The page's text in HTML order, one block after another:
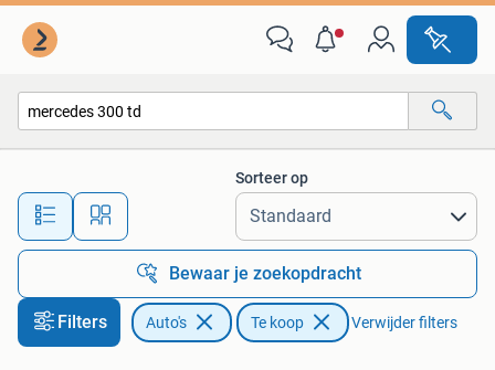
Alle afstanden…
Sorteer op
Bewaar je zoekopdracht
Filters Auto's Te koop Verwijder filters